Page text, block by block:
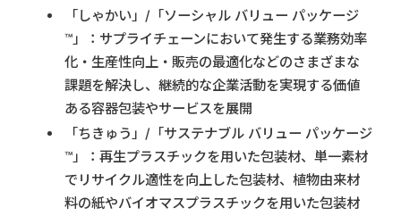
「しゃかい」/「ソーシャル バリュー パッケージ
™」：サプライチェーンにおいて発生する業務効率
化・生産性向上・販売の最適化などのさまざまな
課題を解決し、継続的な企業活動を実現する価値
ある容器包装やサービスを展開
「ちきゅう」/「サステナブル バリュー パッケージ
™」：再生プラスチックを用いた包装材、単一素材
でリサイクル適性を向上した包装材、植物由来材
料の紙やバイオマスプラスチックを用いた包装材